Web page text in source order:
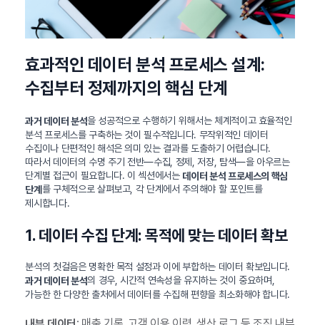
효과적인 데이터 분석 프로세스 설계:
수집부터 정제까지의 핵심 단계
과거 데이터 분석을 성공적으로 수행하기 위해서는 체계적이고 효율적인
분석 프로세스를 구축하는 것이 필수적입니다. 무작위적인 데이터
수집이나 단편적인 해석은 의미 있는 결과를 도출하기 어렵습니다.
따라서 데이터의 수명 주기 전반—수집, 정제, 저장, 탐색—을 아우르는
단계별 접근이 필요합니다. 이 섹션에서는 데이터 분석 프로세스의 핵심
단계 를 구체적으로 살펴보고, 각 단계에서 주의해야 할 포인트를
제시합니다.
1. 데이터 수집 단계: 목적에 맞는 데이터 확보
분석의 첫걸음은 명확한 목적 설정과 이에 부합하는 데이터 확보입니다.
과거 데이터 분석의 경우, 시간적 연속성을 유지하는 것이 중요하며,
가능한 한 다양한 출처에서 데이터를 수집해 편향을 최소화해야 합니다.